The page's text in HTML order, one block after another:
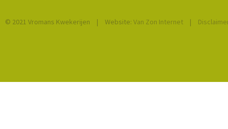
© 2021 Vromans Kwekerijen | Website: Van Zon Internet |